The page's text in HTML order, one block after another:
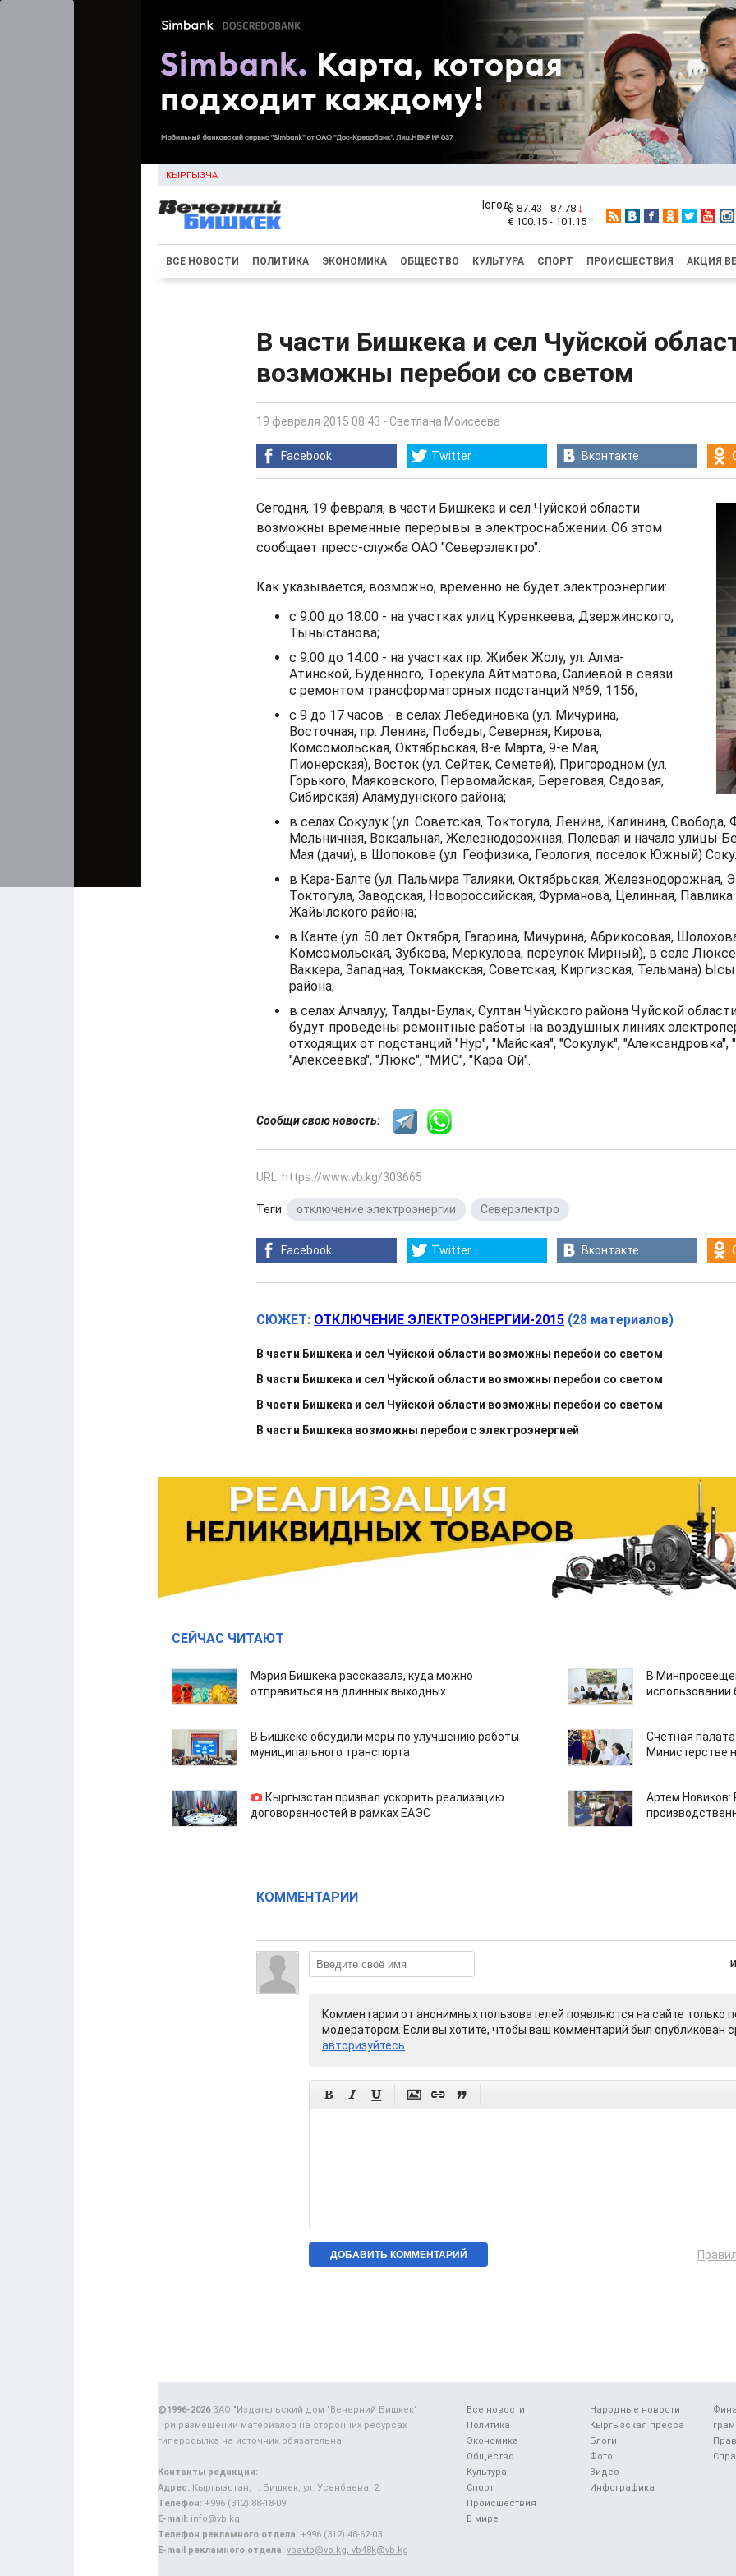
КЫРГЫЗЧА
$ 87.43 - 87.78
€ 100.15 - 101.15
ВСЕ НОВОСТИ ПОЛИТИКА ЭКОНОМИКА ОБЩЕСТВО КУЛЬТУРА СПОРТ ПРОИСШЕСТВИЯ АКЦИЯ
В части Бишкека и сел Чуйской
возможны перебои со светом
19 февраля 2015 08:43 - Светлана Моисеева
Facebook Twitter Вконтакте
Сегодня, 19 февраля, в части Бишкека и сел Чуйской области
возможны временные перерывы в электроснабжении. Об этом
сообщает пресс-служба ОАО "Северэлектро".
Как указывается, возможно, временно не будет электроэнергии:
с 9.00 до 18.00 - на участках улиц Куренкеева, Дзержинского,
Тыныстанова;
с 9.00 до 14.00 - на участках пр. Жибек Жолу, ул. Алма-
Атинской, Буденного, Торекула Айтматова, Салиевой в связи
с ремонтом трансформаторных подстанций №69, 1156;
с 9 до 17 часов - в селах Лебединовка (ул. Мичурина,
Восточная, пр. Ленина, Победы, Северная, Кирова,
Комсомольская, Октябрьская, 8-е Марта, 9-е Мая,
Пионерская), Восток (ул. Сейтек, Семетей), Пригородном (ул.
Горького, Маяковского, Первомайская, Береговая, Садовая,
Сибирская) Аламудунского района;
в селах Сокулук (ул. Советская, Токтогула, Ленина, Калинина, Свобода,
Мельничная, Вокзальная, Железнодорожная, Полевая и начало улицы
Мая (дачи), в Шопокове (ул. Геофизика, Геология, поселок Южный)
в Кара-Балте (ул. Пальмира Талияки, Октябрьская, Железнодорожная,
Токтогула, Заводская, Новороссийская, Фурманова, Целинная,
Жайылского района;
в Канте (ул. 50 лет Октября, Гагарина, Мичурина, Абрикосовая,
Комсомольская, Зубкова, Меркулова, переулок Мирный), в селе
Ваккера, Западная, Токмакская, Советская, Киргизская, Тельмана)
района;
в селах Алчалуу, Талды-Булак, Султан Чуйского района Чуйской
будут проведены ремонтные работы на воздушных линиях
отходящих от подстанций "Нур", "Майская", "Сокулук", "Александровка",
"Алексеевка", "Люкс", "МИС", "Кара-Ой".
Сообщи свою новость:
URL: https://www.vb.kg/303665
Теги: отключение электроэнергии Северэлектро
Facebook Twitter Вконтакте
СЮЖЕТ: ОТКЛЮЧЕНИЕ ЭЛЕКТРОЭНЕРГИИ-2015 (28 материалов)
В части Бишкека и сел Чуйской области возможны перебои со светом
В части Бишкека и сел Чуйской области возможны перебои со светом
В части Бишкека и сел Чуйской области возможны перебои со светом
В части Бишкека возможны перебои с электроэнергией
СЕЙЧАС ЧИТАЮТ
Мэрия Бишкека рассказала, куда можно
отправиться на длинных выходных
В
В Бишкеке обсудили меры по улучшению работы
муниципального транспорта
Счетная
Министерстве
Кыргызстан призвал ускорить реализацию
договоренностей в рамках ЕАЭС
Артем
КОММЕНТАРИИ
Комментарии от анонимных пользователей появляются на сайте только
модератором. Если вы хотите, чтобы ваш комментарий был опубликован
авторизуйтесь
     
Все новости
Политика
Экономика
Общество
Культура
Спорт
Происшествия
В мире
Народные новости
Кыргызская пресса
Блоги
Фото
Видео
Инфографика
@1996-2026ЗАО "Издательский дом "Вечерний Бишкек"
При размещении материалов на сторонних ресурсах
гиперссылка на источник обязательна.
Контакты редакции:
Адрес: Кыргызстан, г. Бишкек, ул. Усенбаева, 2.
Телефон: +996 (312) 88-18-09.
E-mail: info@vb.kg
Телефон рекламного отдела: +996 (312) 48-62-03.
E-mail рекламного отдела: vbavto@vb.kg, vb48k@vb.kg